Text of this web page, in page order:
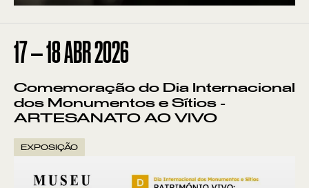
17—18ABR2026
Comemoração do Dia Internacional
dos Monumentos e Sítios -
ARTESANATO AO VIVO
EXPOSIÇÃO